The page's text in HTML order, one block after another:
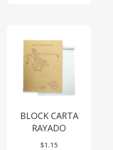
BLOCK CARTA
RAYADO
$1.15